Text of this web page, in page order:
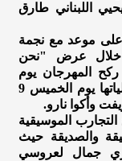
اللبناني طارق
على موعد مع نجمة
خلال عرض "نحن
المهرجان يوم
الأربعاء 8 جويلية قبل أن تختتم الدورة فعالياتها يوم الخميس 9
وأكوا نارو.
الموسيقية
والصديقة حيث
جمال لعروسي